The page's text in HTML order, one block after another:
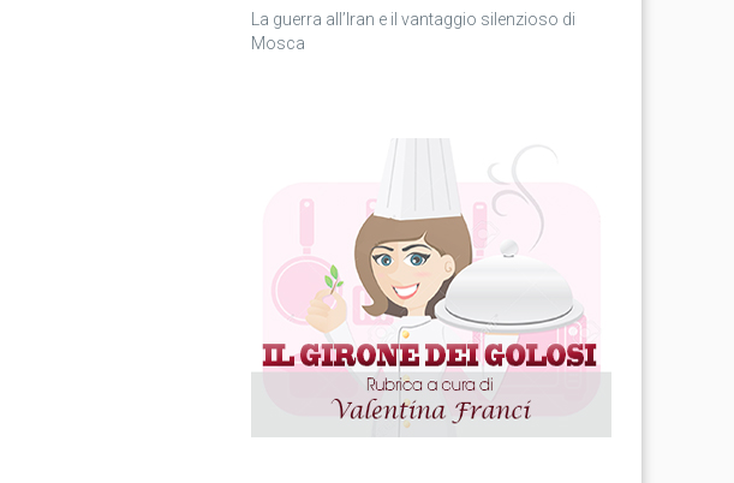
La guerra all’Iran e il vantaggio silenzioso di
Mosca